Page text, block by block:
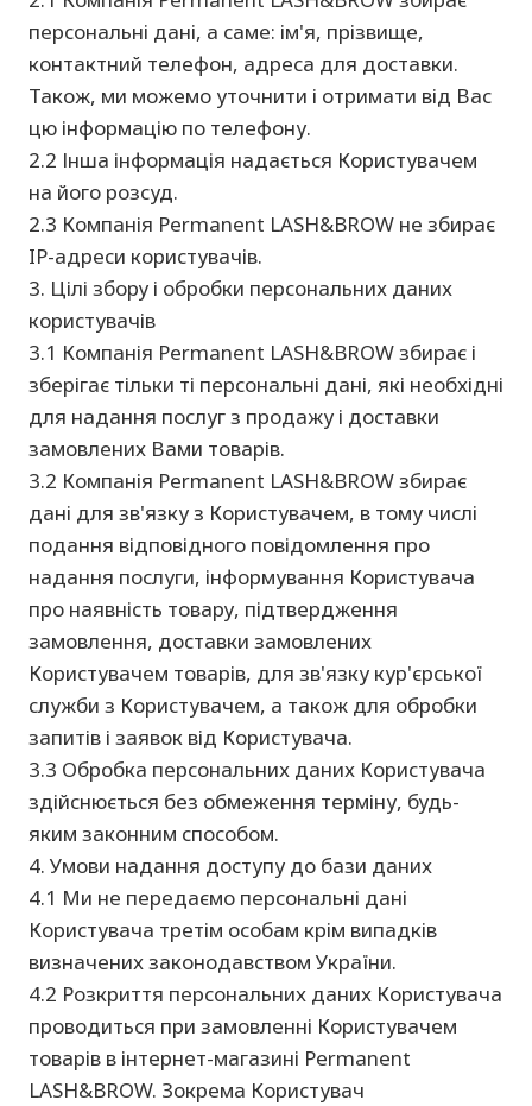
персональні дані, а саме: ім'я, прізвище,
контактний телефон, адреса для доставки.
Також, ми можемо уточнити і отримати від Вас
цю інформацію по телефону.
2.2 Інша інформація надається Користувачем
на його розсуд.
2.3 Компанія Permanent LASH&BROW не збирає
IP-адреси користувачів.
3. Цілі збору і обробки персональних даних
користувачів
3.1 Компанія Permanent LASH&BROW збирає і
зберігає тільки ті персональні дані, які необхідні
для надання послуг з продажу і доставки
замовлених Вами товарів.
3.2 Компанія Permanent LASH&BROW збирає
дані для зв'язку з Користувачем, в тому числі
подання відповідного повідомлення про
надання послуги, інформування Користувача
про наявність товару, підтвердження
замовлення, доставки замовлених
Користувачем товарів, для зв'язку кур'єрської
служби з Користувачем, а також для обробки
запитів і заявок від Користувача.
3.3 Обробка персональних даних Користувача
здійснюється без обмеження терміну, будь-
яким законним способом.
4. Умови надання доступу до бази даних
4.1 Ми не передаємо персональні дані
Користувача третім особам крім випадків
визначених законодавством України.
4.2 Розкриття персональних даних Користувача
проводиться при замовленні Користувачем
товарів в інтернет-магазині Permanent
LASH&BROW. Зокрема Користувач